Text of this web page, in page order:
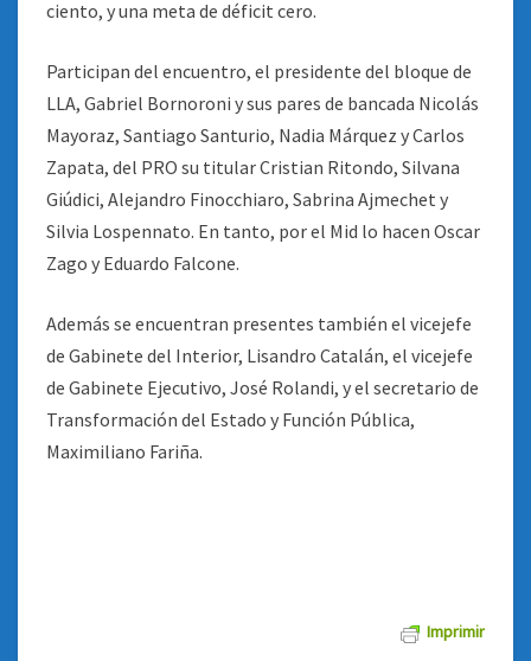
ciento, y una meta de déficit cero.
Participan del encuentro, el presidente del bloque de
LLA, Gabriel Bornoroni y sus pares de bancada Nicolás
Mayoraz, Santiago Santurio, Nadia Márquez y Carlos
Zapata, del PRO su titular Cristian Ritondo, Silvana
Giúdici, Alejandro Finocchiaro, Sabrina Ajmechet y
Silvia Lospennato. En tanto, por el Mid lo hacen Oscar
Zago y Eduardo Falcone.
Además se encuentran presentes también el vicejefe
de Gabinete del Interior, Lisandro Catalán, el vicejefe
de Gabinete Ejecutivo, José Rolandi, y el secretario de
Transformación del Estado y Función Pública,
Maximiliano Fariña.
Imprimir